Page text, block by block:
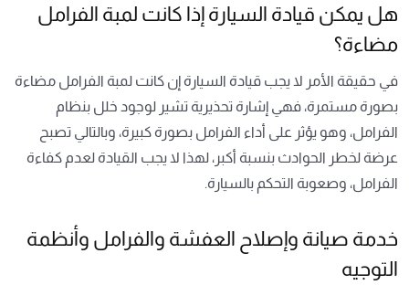
هل يمكن قيادة السيارة إذا كانت لمبة الفرامل
مضاءة؟
في حقيقة الأمر لا يجب قيادة السيارة إن كانت لمبة الفرامل مضاءة
بصورة مستمرة، فهي إشارة تحذيرية تشير لوجود خلل بنظام
الفرامل، وهو يؤثر على أداء الفرامل بصورة كبيرة، وبالتالي تصبح
عرضة لخطر الحوادث بنسبة أكبر، لهذا لا يجب القيادة لعدم كفاءة
الفرامل، وصعوبة التحكم بالسيارة.
خدمة صيانة وإصلاح العفشة والفرامل وأنظمة
التوجيه